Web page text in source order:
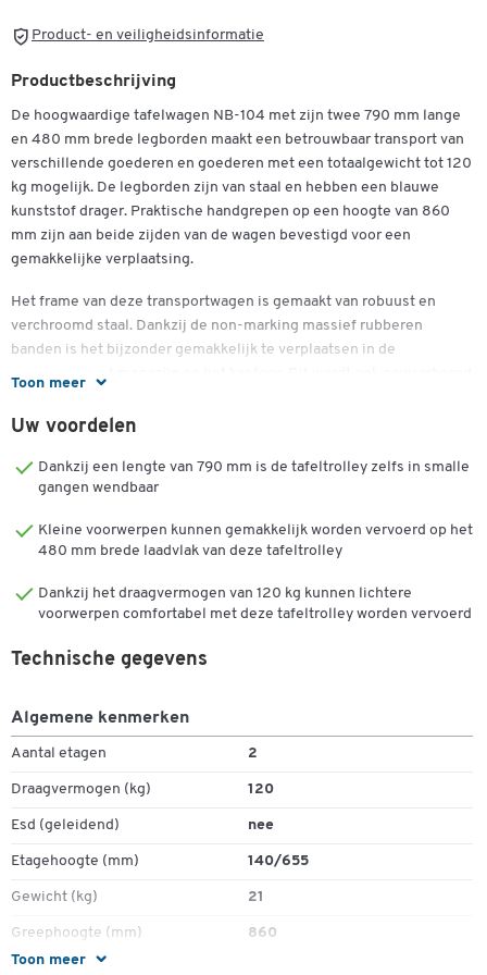
Product- en veiligheidsinformatie
Toon meer
Productbeschrijving
De hoogwaardige tafelwagen NB-104 met zijn twee 790 mm lange
en 480 mm brede legborden maakt een betrouwbaar transport van
verschillende goederen en goederen met een totaalgewicht tot 120
kg mogelijk. De legborden zijn van staal en hebben een blauwe
kunststof drager. Praktische handgrepen op een hoogte van 860
mm zijn aan beide zijden van de wagen bevestigd voor een
gemakkelijke verplaatsing.
Het frame van deze transportwagen is gemaakt van robuust en
verchroomd staal. Dankzij de non-marking massief rubberen
banden is het bijzonder gemakkelijk te verplaatsen in de
werkplaats, het magazijn en het kantoor. Dit wordt ook gewaarborgd
uitgerust met wielstoppen.
De totale buitenafmetingen van de NB-104 tafelwagen met 3 jaar
garantie zijn L 790 x B 480 x H 860 mm. Het wordt in
Vloeroppervlakten:
Robuust staal met elk blauwe kunststof pads
Afmetingen: elk L 790 x B 480 mm.
Totale hefcapaciteit: tot 120 kg
Frameconstructie en banden:
Robuuste verchroomde stalen buis
2 vaste en 2 zwenkwielen, waarvan de zwenkwielen met
wielblokkering
niet gestreken
Vervoershulp in magazijn, werkplaats en kantoor
Uw voordelen
Dankzij een lengte van 790 mm is de tafeltrolley zelfs in smalle
gangen wendbaar
Kleine voorwerpen kunnen gemakkelijk worden vervoerd op het
480 mm brede laadvlak van deze tafeltrolley
Dankzij het draagvermogen van 120 kg kunnen lichtere
voorwerpen comfortabel met deze tafeltrolley worden vervoerd
Toon meer
Technische gegevens
Algemene kenmerken
Aantal etagen 2
Draagvermogen (kg) 120
Esd (geleidend) nee
Etagehoogte (mm) 140/655
Gewicht (kg) 21
Greephoogte (mm) 860
Kleur laadvlak
Dubbelklik om in te zoomen